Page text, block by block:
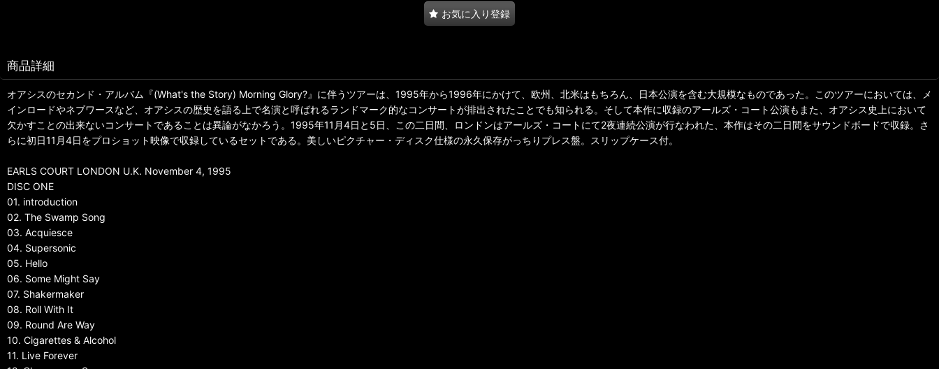
お気に入り登録
商品詳細
オアシスのセカンド・アルバム『(What's the Story) Morning Glory?』に伴うツアーは、1995年から1996年にかけて、欧州、北米はもちろん、日本公演を含む大規模なものであった。このツアーにおいては、メ
インロードやネブワースなど、オアシスの歴史を語る上で名演と呼ばれるランドマーク的なコンサートが排出されたことでも知られる。そして本作に収録のアールズ・コート公演もまた、オアシス史上において
欠かすことの出来ないコンサートであることは異論がなかろう。1995年11月4日と5日、この二日間、ロンドンはアールズ・コートにて2夜連続公演が行なわれた、本作はその二日間をサウンドボードで収録。さ
らに初日11月4日をプロショット映像で収録しているセットである。美しいピクチャー・ディスク仕様の永久保存がっちりプレス盤。スリップケース付。
EARLS COURT LONDON U.K. November 4, 1995
DISC ONE
01. introduction
02. The Swamp Song
03. Acquiesce
04. Supersonic
05. Hello
06. Some Might Say
07. Shakermaker
08. Roll With It
09. Round Are Way
10. Cigarettes & Alcohol
11. Live Forever